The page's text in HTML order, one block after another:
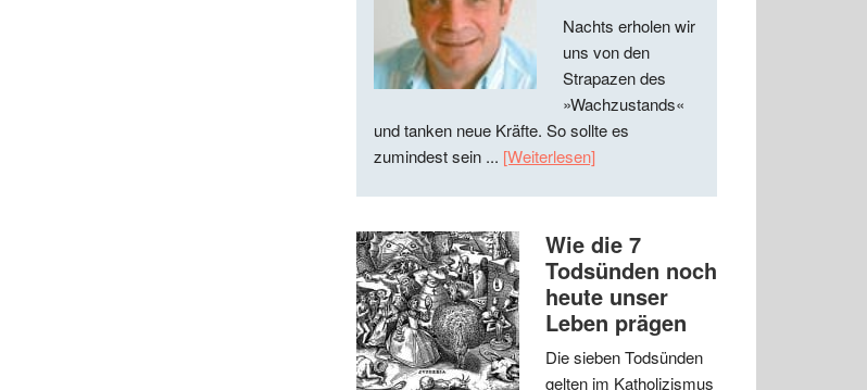
Nachts erholen wir
uns von den
Strapazen des
»Wachzustands«
und tanken neue Kräfte. So sollte es
zumindest sein ... [Weiterlesen]
Wie die 7
Todsünden noch
heute unser
Leben prägen
Die sieben Todsünden
gelten im Katholizismus